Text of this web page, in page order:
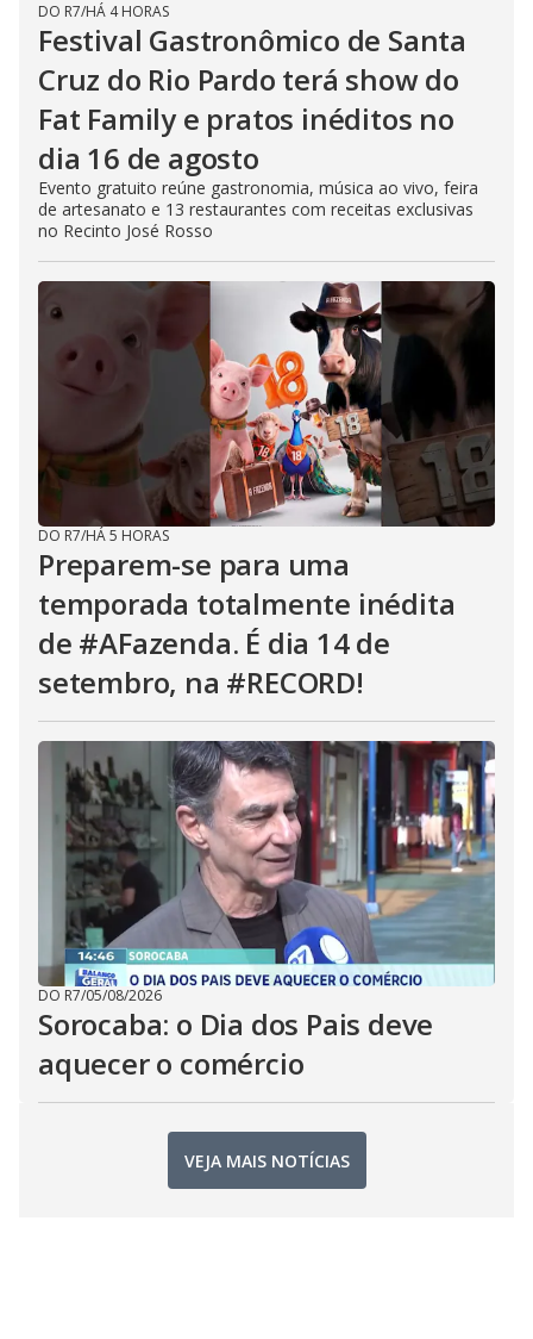
DO R7/HÁ 4 HORAS
Festival Gastronômico de Santa
Cruz do Rio Pardo terá show do
Fat Family e pratos inéditos no
dia 16 de agosto
Evento gratuito reúne gastronomia, música ao vivo, feira
de artesanato e 13 restaurantes com receitas exclusivas
no Recinto José Rosso
DO R7/HÁ 5 HORAS
Preparem-se para uma
temporada totalmente inédita
de #AFazenda. É dia 14 de
setembro, na #RECORD!
DO R7/05/08/2026
Sorocaba: o Dia dos Pais deve
aquecer o comércio
VEJA MAIS NOTÍCIAS